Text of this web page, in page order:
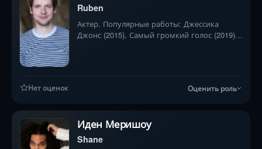
Ruben
Актер. Популярные работы: Джессика
Джонс (2015), Самый громкий голос (2019),
Нет оценок Оценить роль
Иден Меришоу
Shane